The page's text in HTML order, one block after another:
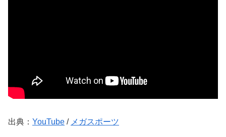
出典： YouTube / メガスポーツ